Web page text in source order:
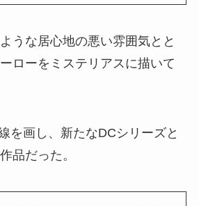
うな居心地の悪い雰囲気とと
ローをミステリアスに描いて
を画し、新たなDCシリーズと
品だった。